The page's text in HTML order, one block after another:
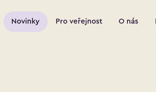
Novinky Pro veřejnost O nás